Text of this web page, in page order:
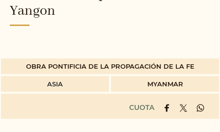
Yangon
OBRA PONTIFICIA DE LA PROPAGACIÓN DE LA FE
ASIA MYANMAR
CUOTA